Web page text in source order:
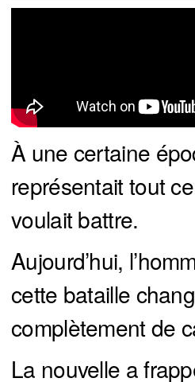
À une certaine
représentait tout
voulait battre.
Aujourd’hui,
cette bataille
complètement de
La nouvelle a